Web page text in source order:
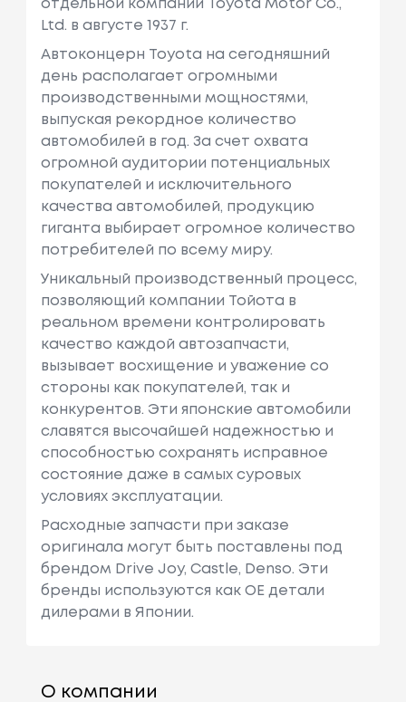
отдельной компании Toyota Motor Co.,
Ltd. в августе 1937 г.
Автоконцерн Toyota на сегодняшний
день располагает огромными
производственными мощностями,
выпуская рекордное количество
автомобилей в год. За счет охвата
огромной аудитории потенциальных
покупателей и исключительного
качества автомобилей, продукцию
гиганта выбирает огромное количество
потребителей по всему миру.
Уникальный производственный процесс,
позволяющий компании Тойота в
реальном времени контролировать
качество каждой автозапчасти,
вызывает восхищение и уважение со
стороны как покупателей, так и
конкурентов. Эти японские автомобили
славятся высочайшей надежностью и
способностью сохранять исправное
состояние даже в самых суровых
условиях эксплуатации.
Расходные запчасти при заказе
оригинала могут быть поставлены под
брендом Drive Joy, Castle, Denso. Эти
бренды используются как ОЕ детали
дилерами в Японии.
О компании